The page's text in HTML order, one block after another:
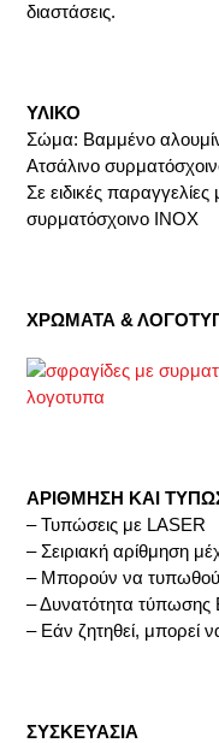
διαστάσεις.
ΥΛΙΚΟ
Σώμα: Βαμμένο
Ατσάλινο
Σε ειδικές
συρματόσχοινο INOX
ΧΡΩΜΑΤΑ &
ΑΡΙΘΜΗΣΗ ΚΑΙ
– Τυπώσεις με LASER
– Σειριακή αρίθμηση
– Μπορούν να
– Δυνατότητα τύπωσης
– Εάν ζητηθεί, μπορεί
ΣΥΣΚΕΥΑΣΙΑ